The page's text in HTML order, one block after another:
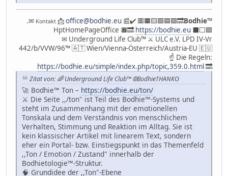
.✉ Kontakt 📩office@bodhie.eu 📰✔️ 🟥🟧🟨🟩🟦🟪🔜Bodhie™
HptHomePageOffice 🔲🔜https://bodhie.eu ⬛️⬜️🟪
✉ Underground Life Club™ ⚔ ULC e.V. LPD IV-Vr
442/b/VVW/96™ 🇦🇹 Wien/Vienna-Österreich/Austria-EU 🇪🇺
☝ Die Regeln:
https://bodhie.eu/simple/index.php/topic,359.0.html🔜
Zitat von: 🌈 Underground Life Club™ 🌐Bodhie†HANKO
🚀 Bodhie™ Ton – https://bodhie.eu/ton/
⚔️ Die Seite ,,/ton" ist Teil des Bodhie™-Systems und
steht im Zusammenhang mit der emotionellen
Tonskala und dem Verständnis von menschlichem
Verhalten, Stimmung und Reaktion im Alltag. Sie ist
kein klassischer Artikel mit linearem Text, sondern
eher ein Portal- bzw. Einstiegspunkt in das Themenfeld
,,Ton / Emotion / Zustand" innerhalb der
Bodhietologie™-Struktur.
🧠 Grundidee der ,,Ton"-Ebene